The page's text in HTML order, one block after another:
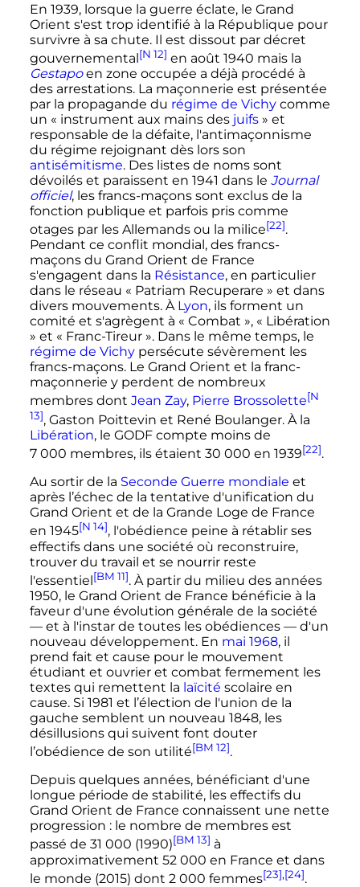
En 1939, lorsque la guerre éclate, le Grand
Orient s'est trop identifié à la République pour
survivre à sa chute. Il est dissout par décret
gouvernemental[N 12] en août 1940 mais la
Gestapoen zone occupée a déjà procédé à
des arrestations. La maçonnerie est présentée
par la propagande du régime de Vichycomme
un « instrument aux mains des juifs» et
responsable de la défaite, l'antimaçonnisme
du régime rejoignant dès lors son
antisémitisme. Des listes de noms sont
dévoilés et paraissent en 1941 dans le Journal
officiel, les francs-maçons sont exclus de la
fonction publique et parfois pris comme
otages par les Allemands ou la milice[22].
Pendant ce conflit mondial, des francs-
maçons du Grand Orient de France
s'engagent dans la Résistance, en particulier
dans le réseau « Patriam Recuperare » et dans
divers mouvements. À Lyon, ils forment un
comité et s'agrègent à « Combat », « Libération
» et « Franc-Tireur ». Dans le même temps, le
régime de Vichypersécute sévèrement les
francs-maçons. Le Grand Orient et la franc-
maçonnerie y perdent de nombreux
membres dont Jean Zay, Pierre Brossolette[N
13], Gaston Poittevin et René Boulanger. À la
Libération, le GODF compte moins de
7 000 membres, ils étaient 30 000 en 1939[22].
Au sortir de la Seconde Guerre mondiale et
après l’échec de la tentative d'unification du
Grand Orient et de la Grande Loge de France
en 1945[N 14], l'obédience peine à rétablir ses
effectifs dans une société où reconstruire,
trouver du travail et se nourrir reste
l'essentiel[BM 11]. À partir du milieu des années
1950, le Grand Orient de France bénéficie à la
faveur d'une évolution générale de la société
— et à l'instar de toutes les obédiences —d'un
nouveau développement. En mai 1968, il
prend fait et cause pour le mouvement
étudiant et ouvrier et combat fermement les
textes qui remettent la laïcité scolaire en
cause. Si 1981 et l’élection de l'union de la
gauche semblent un nouveau 1848, les
désillusions qui suivent font douter
l’obédience de son utilité[BM 12].
Depuis quelques années, bénéficiant d'une
longue période de stabilité, les effectifs du
Grand Orient de France connaissent une nette
progression : le nombre de membres est
passé de 31 000 (1990)[BM 13] à
approximativement 52 000 en France et dans
le monde (2015) dont 2 000 femmes[23],[24].